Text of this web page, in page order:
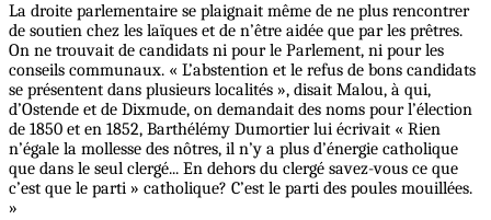
La droite parlementaire se plaignait même de ne plus rencontrer
de soutien chez les laïques et de n’être aidée que par les prêtres.
On ne trouvait de candidats ni pour le Parlement, ni pour les
conseils communaux. « L’abstention et le refus de bons candidats
se présentent dans plusieurs localités », disait Malou, à qui,
d’Ostende et de Dixmude, on demandait des noms pour l’élection
de 1850 et en 1852, Barthélémy Dumortier lui écrivait « Rien
n’égale la mollesse des nôtres, il n’y a plus d’énergie catholique
que dans le seul clergé... En dehors du clergé savez-vous ce que
c’est que le parti » catholique? C’est le parti des poules mouillées.
»